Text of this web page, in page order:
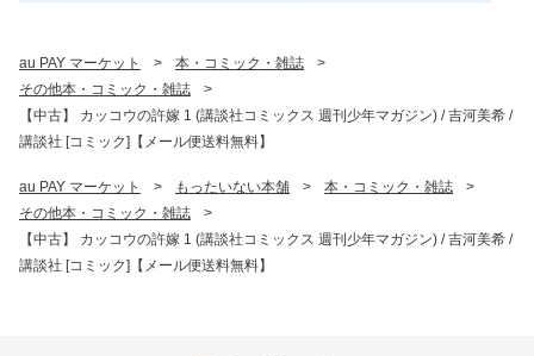
au PAY マーケット > 本・コミック・雑誌
>
その他本・コミック・雑誌
>
【中古】 カッコウの許嫁 1 (講談社コミックス 週刊少年マガジン) / 吉河美希 /
講談社 [コミック]【メール便送料無料】
au PAY マーケット > もったいない本舗 > 本・コミック・雑誌
>
その他本・コミック・雑誌
>
【中古】 カッコウの許嫁 1 (講談社コミックス 週刊少年マガジン) / 吉河美希 /
講談社 [コミック]【メール便送料無料】